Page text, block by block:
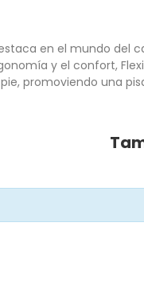
en el mundo del
y el confort,
promoviendo una